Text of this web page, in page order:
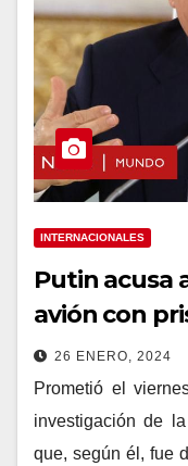
INTERNACIONALES
Putin acusa
avión con
26 ENERO, 2024
Prometió el
investigación de
que, según él, fue